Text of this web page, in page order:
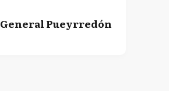
General Pueyrredón